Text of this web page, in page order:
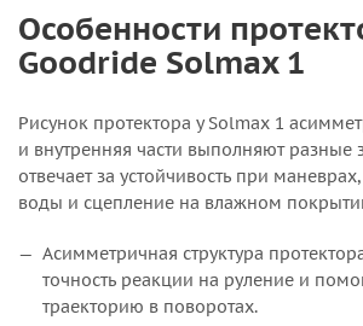
Особенности
Goodride Solmax 1
Рисунок протектора у Solmax 1
и внутренняя части выполняют разные
отвечает за устойчивость при
воды и сцепление на влажном
Асимметричная структура
точность реакции на руление и
траекторию в поворотах.